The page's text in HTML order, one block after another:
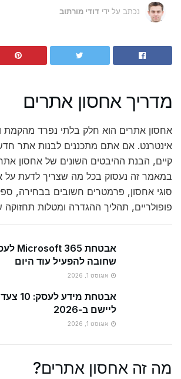
נכתב על ידי דודי מורתוב
מדריך אחסון אתרים
אחסון אתרים הוא חלק בלתי נפרד מהקמת
אינטרנט. אם אתם מתכננים לבנות אתר
קיים, הבנת ההיבטים השונים של אחסון
במאמר זה נעסוק בכל מה שצריך לדעת על
סוגי אחסון, פרמטרים חשובים בבחירה,
פופולריים, תהליך ההגדרה ומטלות תחזוקה
שחובה להפעיל עוד היום
אוגוסט 1, 2026
אבטחת
ליישם ב-2026
אוגוסט 1, 2026
מה זה אחסון אתרים?